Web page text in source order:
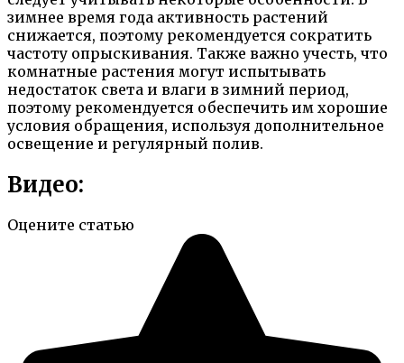
зимнее время года активность растений
снижается, поэтому рекомендуется сократить
частоту опрыскивания. Также важно учесть, что
комнатные растения могут испытывать
недостаток света и влаги в зимний период,
поэтому рекомендуется обеспечить им хорошие
условия обращения, используя дополнительное
освещение и регулярный полив.
Видео:
Оцените статью